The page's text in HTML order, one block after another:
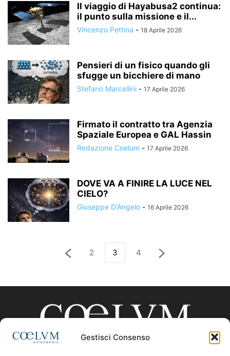
Gestisci Consenso
Il viaggio di Hayabusa2 continua:
il punto sulla missione e il...
Vincenzo Pettina - 18 Aprile 2026
Pensieri di un fisico quando gli
sfugge un bicchiere di mano
Stefano Marcellini - 17 Aprile 2026
Firmato il contratto tra Agenzia
Spaziale Europea e GAL Hassin
Redazione Coelum - 17 Aprile 2026
DOVE VA A FINIRE LA LUCE NEL
CIELO?
Giuseppe D'Angelo - 16 Aprile 2026
2 3 4